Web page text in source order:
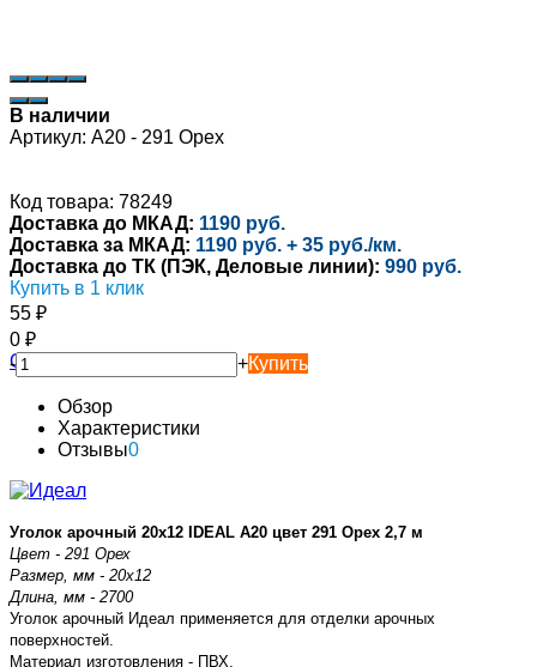
В наличии
Артикул: A20 - 291 Орех
Код товара: 78249
Доставка до МКАД: 1190 руб.
Доставка за МКАД: 1190 руб. + 35 руб./км.
Доставка до ТК (ПЭК, Деловые линии): 990 руб.
Купить в 1 клик
55 ₽
0 ₽
-
+Купить
Обзор
Характеристики
Отзывы0
Уголок арочный 20х12 IDEAL A20 цвет 291 Орех 2,7 м
Цвет - 291 Орех
Размер, мм - 20х12
Длина, мм - 2700
Уголок арочный Идеал применяется для отделки арочных
поверхностей.
Материал изготовления - ПВХ.